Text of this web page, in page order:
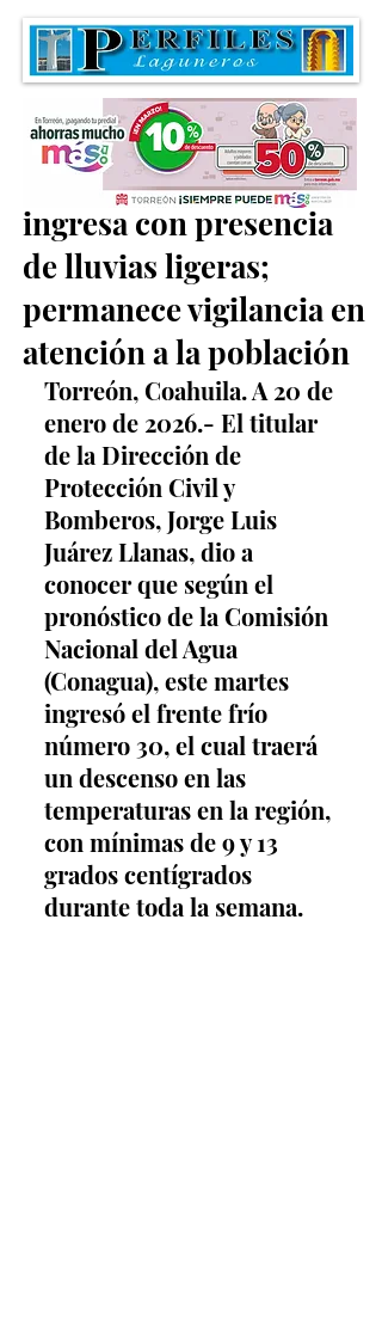
Frente Frío número 30
ingresa con presencia
de lluvias ligeras;
permanece vigilancia en
atención a la población
Torreón, Coahuila. A 20 de
enero de 2026.- El titular
de la Dirección de
Protección Civil y
Bomberos, Jorge Luis
Juárez Llanas, dio a
conocer que según el
pronóstico de la Comisión
Nacional del Agua
(Conagua), este martes
ingresó el frente frío
número 30, el cual traerá
un descenso en las
temperaturas en la región,
con mínimas de 9 y 13
grados centígrados
durante toda la semana.